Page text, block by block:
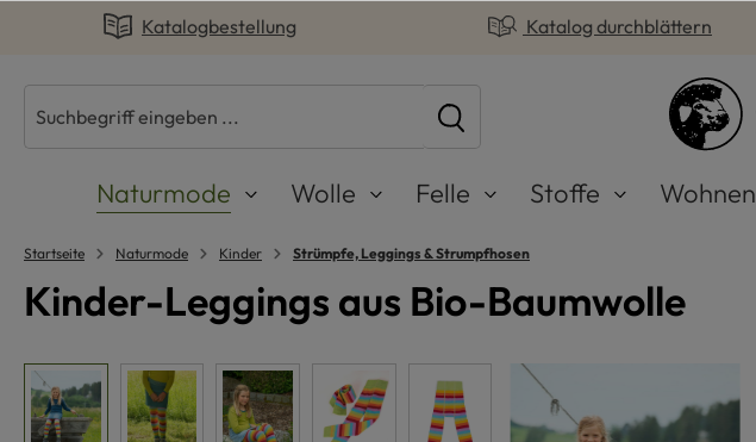
Zur Hauptnavigation springen
Katalogbestellung Katalog durchblättern
Naturmode Wolle Felle Stoffe Wohnen
Startseite Naturmode Kinder Strümpfe, Leggings & Strumpfhosen
Kinder-Leggings aus Bio-Baumwolle
Bildergalerie überspringen